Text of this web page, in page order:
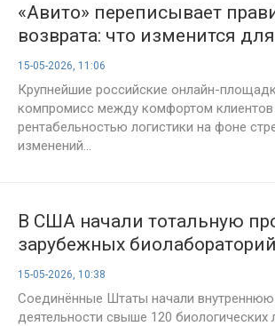
«Авито» переписывает
возврата: что изменится
и покупателей
15-05-2026, 11:06
Крупнейшие российские онлайн-
компромисс между комфортом клиентов
рентабельностью логистики на фоне
изменений...
В США начали тотальную
зарубежных
скрывают «зомби-вирусы»?
15-05-2026, 10:38
Соединённые Штаты начали внутреннюю
деятельности свыше 120 биологических